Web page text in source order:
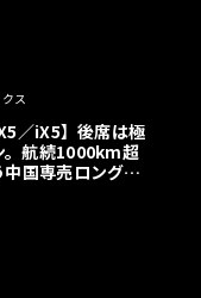
ス
／iX5】後席は極
。航続1000km超
国専売ロング仕